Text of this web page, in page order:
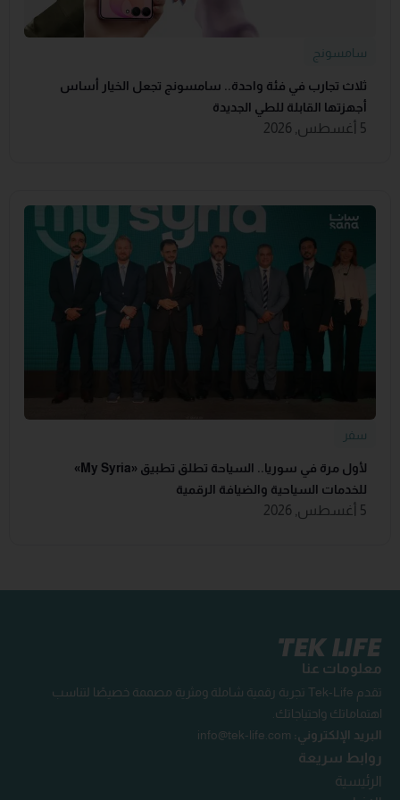
سامسونج
ثلاث تجارب في فئة واحدة.. سامسونج تجعل الخيار أساس
أجهزتها القابلة للطي الجديدة
5 أغسطس, 2026
سفر
لأول مرة في سوريا.. السياحة تطلق تطبيق «‏My Syria‏»
للخدمات السياحية والضيافة ‏الرقمية
5 أغسطس, 2026
معلومات عنا
تقدم Tek-Life تجربة رقمية شاملة ومثرية مصممة خصيصًا لتناسب
اهتماماتك واحتياجاتك.
البريد الإلكتروني: info@tek-life.com
روابط سريعة
الرئيسية